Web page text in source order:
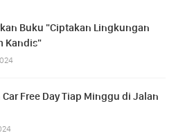
Buku "Ciptakan Lingkungan
Kandis"
Free Day Tiap Minggu di Jalan